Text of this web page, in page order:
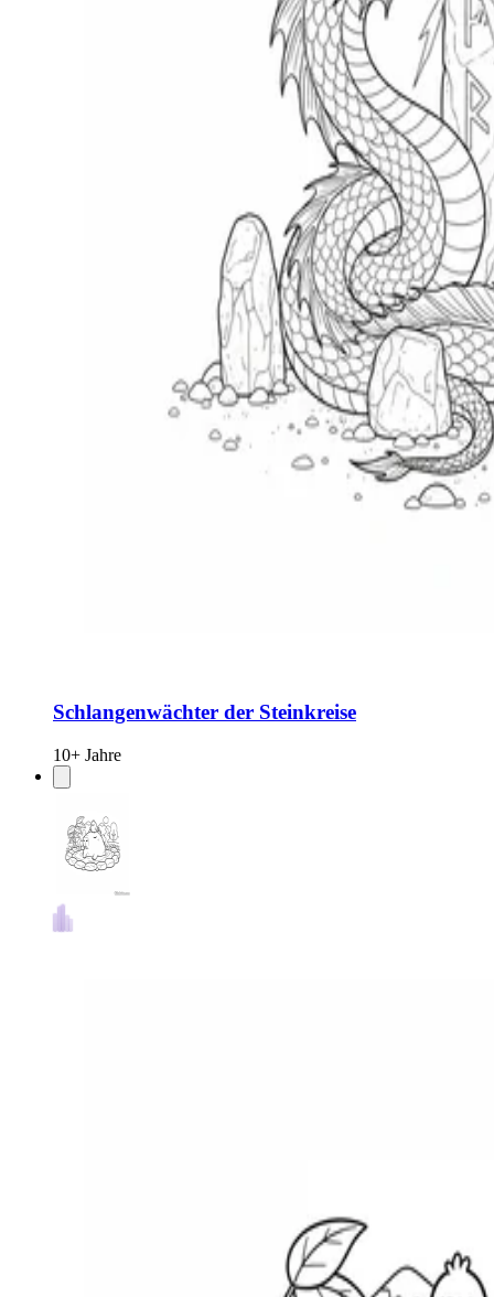
Schlangenwächter der Steinkreise
10+ Jahre